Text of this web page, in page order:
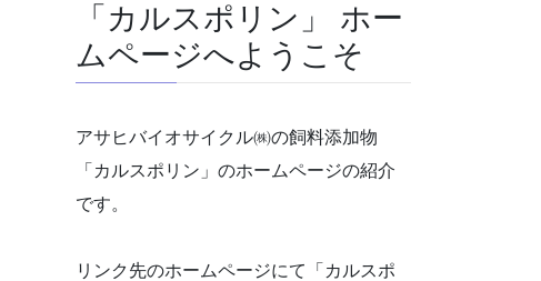
「カルスポリン」 ホー
ムページへようこそ
アサヒバイオサイクル㈱の飼料添加物
「カルスポリン」のホームページの紹介
です。
リンク先のホームページにて「カルスポ